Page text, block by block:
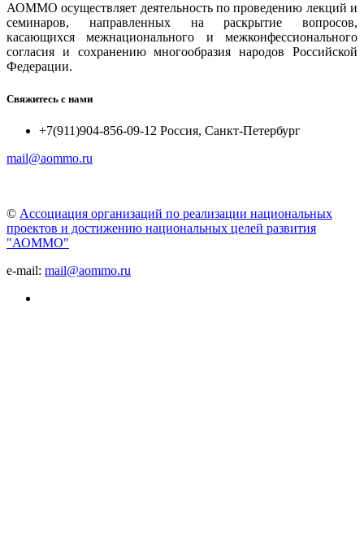
АОММО осуществляет деятельность по проведению лекций и
семинаров, направленных на раскрытие вопросов,
касающихся межнационального и межконфессионального
согласия и сохранению многообразия народов Российской
Федерации.
Свяжитесь с нами
+7(911)904-856-09-12 Россия, Санкт-Петербург
mail@aommo.ru
© Ассоциация организаций по реализации национальных
проектов и достижению национальных целей развития
"АОММО"
e-mail: mail@aommo.ru